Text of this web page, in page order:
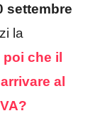
settembre
la
poi che il
al